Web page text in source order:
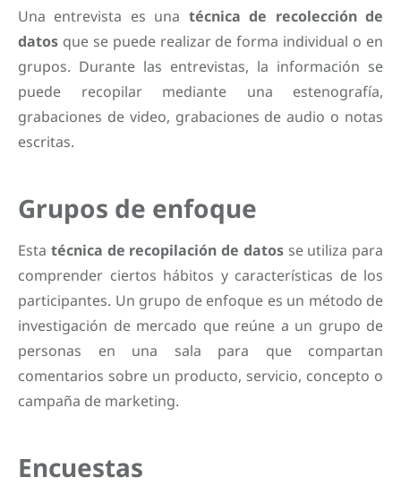
Una entrevista es una técnica de recolección de
datos que se puede realizar de forma individual o en
grupos. Durante las entrevistas, la información se
puede recopilar mediante una estenografía,
grabaciones de video, grabaciones de audio o notas
escritas.
Grupos de enfoque
Esta técnica de recopilación de datosse utiliza para
comprender ciertos hábitos y características de los
participantes. Un grupo de enfoque es un método de
investigación de mercado que reúne a un grupo de
personas en una sala para que compartan
comentarios sobre un producto, servicio, concepto o
campaña de marketing.
Encuestas